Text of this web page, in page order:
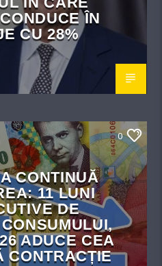
ÎN
CU 28%
0
CONTINUĂ
11 LUNI
DE
ADUCE CEA
CONTRACȚIE